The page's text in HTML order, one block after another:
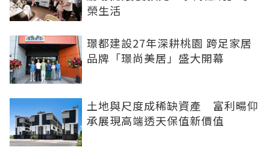
榮生活
璟都建設27年深耕桃園 跨足家居
品牌「璟尚美居」盛大開幕
土地與尺度成稀缺資產 富利暘仰
承展現高端透天保值新價值